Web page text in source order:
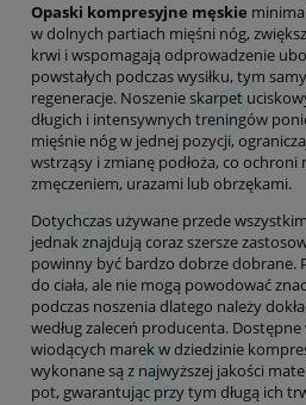
Opaski kompresyjne męskie
w dolnych partiach mięśni nóg,
krwi i wspomagają odprowadzenie
powstałych podczas wysiłku, tym
regeneracje. Noszenie skarpet
długich i intensywnych treningów
mięśnie nóg w jednej pozycji,
wstrząsy i zmianę podłoża, co
zmęczeniem, urazami lub obrzękami.
Dotychczas używane przede
jednak znajdują coraz szersze
powinny być bardzo dobrze dobrane.
do ciała, ale nie mogą powodować
podczas noszenia dlatego należy
według zaleceń producenta.
wiodących marek w dziedzinie
wykonane są z najwyższej jakości
pot, gwarantując przy tym długą ich